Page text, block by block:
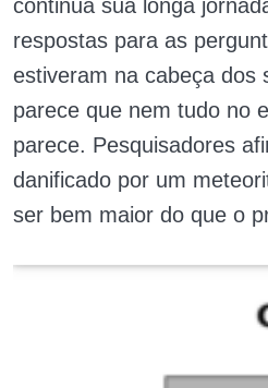
continua sua longa
respostas para as
estiveram na cabeça dos
parece que nem tudo no
parece. Pesquisadores
danificado por um
ser bem maior do que o